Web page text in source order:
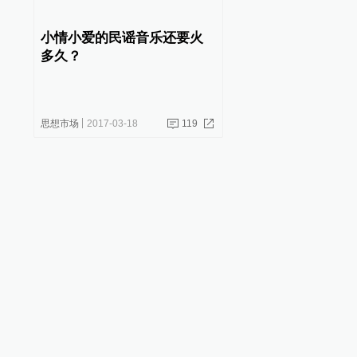
小情小爱的民谣音乐还要火
多久？
思想市场 2017-03-18 119